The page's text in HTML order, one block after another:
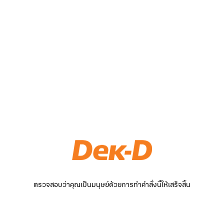
ตรวจสอบว่าคุณเป็นมนุษย์ด้วยการทำคำสั่งนี้ให้เสร็จสิ้น